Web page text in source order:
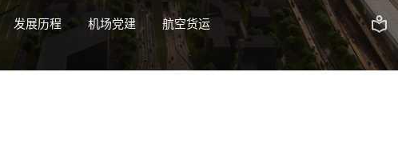
发展历程 机场党建 航空货运